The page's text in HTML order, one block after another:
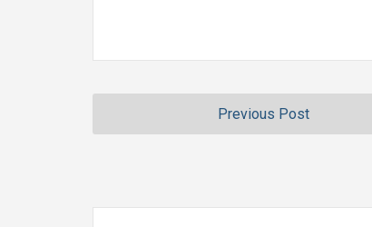
Previous Post